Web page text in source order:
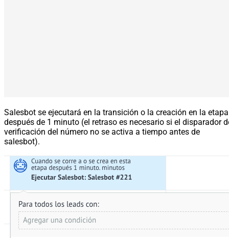
Salesbot se ejecutará en la transición o la creación en la etapa
después de 1 minuto (el retraso es necesario si el disparador
verificación del número no se activa a tiempo antes de
salesbot).